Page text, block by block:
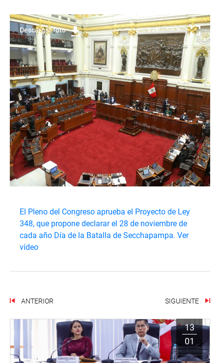
Descargar foto
El Pleno del Congreso aprueba el Proyecto de Ley
348, que propone declarar el 28 de noviembre de
cada año Día de la Batalla de Secchapampa. Ver
vídeo
ANTERIOR SIGUIENTE
13
01